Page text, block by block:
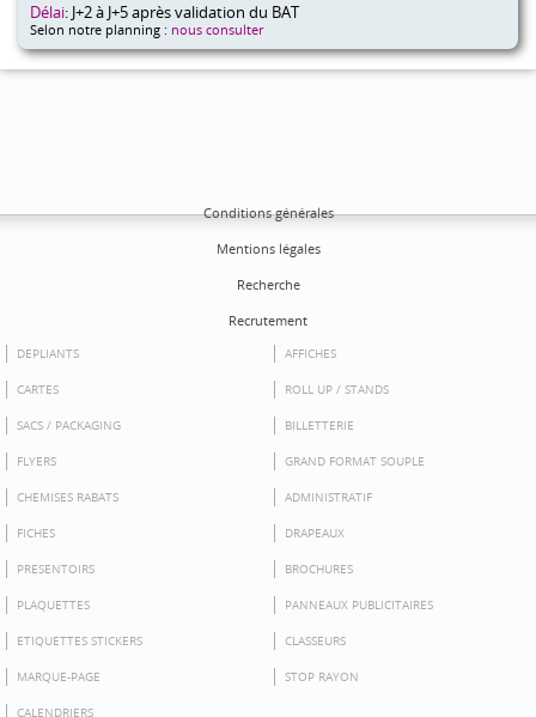
Délai: J+2 à J+5 après validation du BAT
Selon notre planning : nous consulter
Conditions générales
Mentions légales
Recherche
Recrutement
DEPLIANTS AFFICHES
CARTES ROLL UP / STANDS
SACS / PACKAGING BILLETTERIE
FLYERS GRAND FORMAT SOUPLE
CHEMISES RABATS ADMINISTRATIF
FICHES DRAPEAUX
PRESENTOIRS BROCHURES
PLAQUETTES PANNEAUX PUBLICITAIRES
ETIQUETTES STICKERS CLASSEURS
MARQUE-PAGE STOP RAYON
CALENDRIERS